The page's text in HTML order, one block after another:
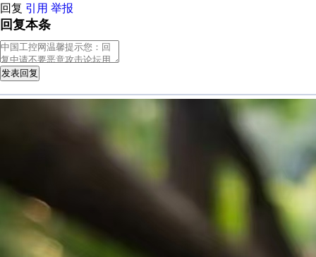
回复 引用 举报
回复本条
发表回复